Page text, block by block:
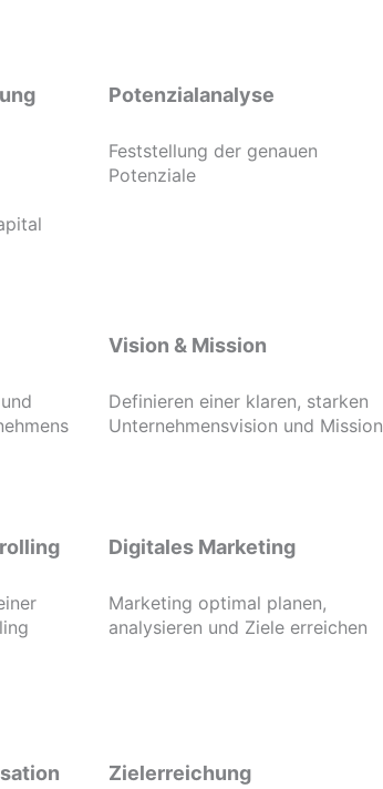
Potenzialanalyse
Feststellung der genauen
Potenziale
Vision & Mission
Definieren einer klaren, starken
Unternehmensvision und Mission
Digitales Marketing
Marketing optimal planen,
analysieren und Ziele erreichen
Zielerreichung